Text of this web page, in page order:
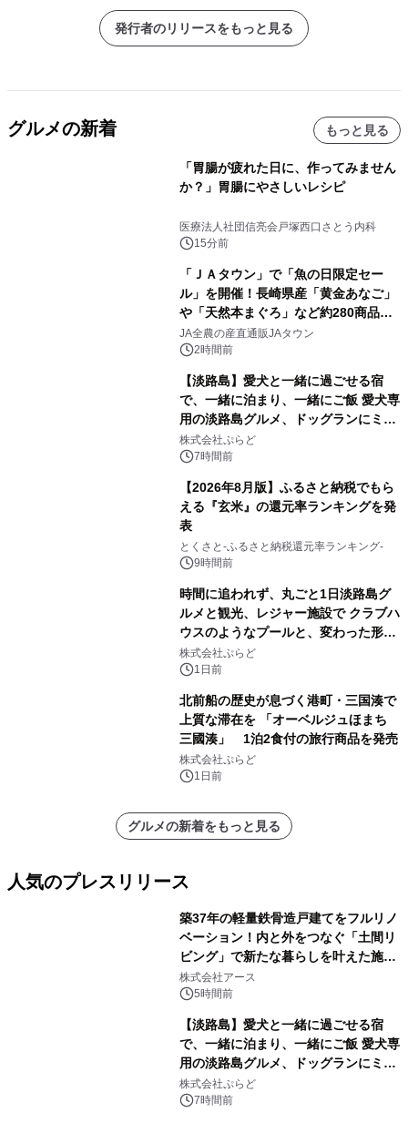
発行者のリリースをもっと見る
グルメの新着 もっと見る
「胃腸が疲れた日に、作ってみません
か？」胃腸にやさしいレシピ
医療法人社団信亮会戸塚西口さとう内科
15分前
「ＪＡタウン」で「魚の日限定セー
ル」を開催！長崎県産「黄金あなご」
や「天然本まぐろ」など約280商品を
販売！～毎月１０日の定例企画～
JA全農の産直通販JAタウン
2時間前
【淡路島】愛犬と一緒に過ごせる宿
で、一緒に泊まり、一緒にご飯 愛犬専
用の淡路島グルメ、ドッグランにミニ
プール グランピングとトレーラーハウ
スの2施設で
株式会社ぷらど
7時間前
【2026年8月版】ふるさと納税でもら
える『玄米』の還元率ランキングを発
表
とくさと-ふるさと納税還元率ランキング-
9時間前
時間に追われず、丸ごと1日淡路島グ
ルメと観光、レジャー施設で クラブハ
ウスのようなプールと、変わった形の
サウナも 「THE BOXY AWAJI」のお
得な素泊まり連泊プランで
株式会社ぷらど
1日前
北前船の歴史が息づく港町・三国湊で
上質な滞在を 「オーベルジュほまち
三國湊」 1泊2食付の旅行商品を発売
株式会社ぷらど
1日前
グルメの新着をもっと見る
人気のプレスリリース
築37年の軽量鉄骨造戸建てをフルリノ
ベーション！内と外をつなぐ「土間リ
ビング」で新たな暮らしを叶えた施工
事例を株式会社アースが公開
株式会社アース
5時間前
【淡路島】愛犬と一緒に過ごせる宿
で、一緒に泊まり、一緒にご飯 愛犬専
用の淡路島グルメ、ドッグランにミニ
プール グランピングとトレーラーハウ
スの2施設で
株式会社ぷらど
7時間前